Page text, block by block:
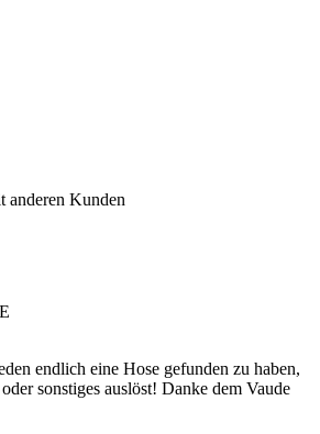
anderen Kunden
endlich eine Hose gefunden zu haben,
sonstiges auslöst! Danke dem Vaude